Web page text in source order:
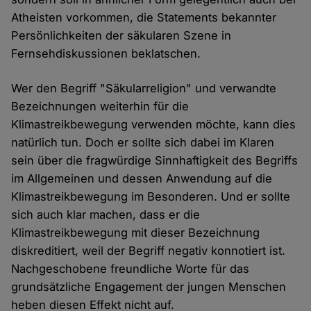
Atheisten vorkommen, die Statements bekannter
Persönlichkeiten der säkularen Szene in
Fernsehdiskussionen beklatschen.
Wer den Begriff "Säkularreligion" und verwandte
Bezeichnungen weiterhin für die
Klimastreikbewegung verwenden möchte, kann dies
natürlich tun. Doch er sollte sich dabei im Klaren
sein über die fragwürdige Sinnhaftigkeit des Begriffs
im Allgemeinen und dessen Anwendung auf die
Klimastreikbewegung im Besonderen. Und er sollte
sich auch klar machen, dass er die
Klimastreikbewegung mit dieser Bezeichnung
diskreditiert, weil der Begriff negativ konnotiert ist.
Nachgeschobene freundliche Worte für das
grundsätzliche Engagement der jungen Menschen
heben diesen Effekt nicht auf.